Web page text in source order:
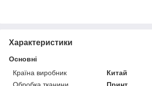
Характеристики
Основні
Країна виробник
Китай
Обробка тканини
Принт